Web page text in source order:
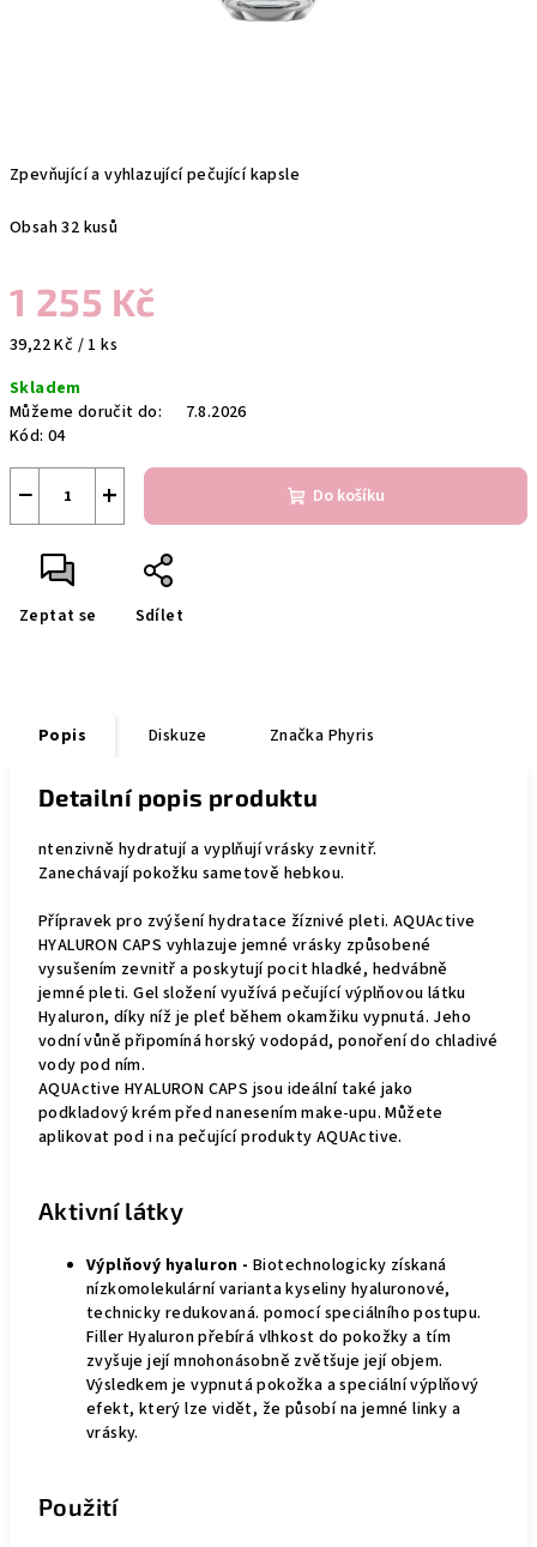
Zpevňující a vyhlazující pečující kapsle
Obsah 32 kusů
1 255 Kč
Měrná
39,22 Kč / 1 ks
Skladem
Můžeme doručit do:
7.8.2026
Kód: 04
+
− Do košíku
Zeptat se Sdílet
Popis Diskuze Značka Phyris
Detailní popis produktu
ntenzivně hydratují a vyplňují vrásky zevnitř.
Zanechávají pokožku sametově hebkou.
Přípravek pro zvýšení hydratace žíznivé pleti. AQUActive
HYALURON CAPS vyhlazuje jemné vrásky způsobené
vysušením zevnitř a poskytují pocit hladké, hedvábně
jemné pleti. Gel složení využívá pečující výplňovou látku
Hyaluron, díky níž je pleť během okamžiku vypnutá. Jeho
vodní vůně připomíná horský vodopád, ponoření do chladivé
vody pod ním.
AQUActive HYALURON CAPS jsou ideální také jako
podkladový krém před nanesením make-upu. Můžete
aplikovat pod i na pečující produkty AQUActive.
Aktivní látky
Výplňový hyaluron - Biotechnologicky získaná
nízkomolekulární varianta kyseliny hyaluronové,
technicky redukovaná. pomocí speciálního postupu.
Filler Hyaluron přebírá vlhkost do pokožky a tím
zvyšuje její mnohonásobně zvětšuje její objem.
Výsledkem je vypnutá pokožka a speciální výplňový
efekt, který lze vidět, že působí na jemné linky a
vrásky.
Použití